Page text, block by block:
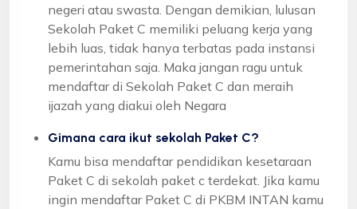
negeri atau swasta. Dengan demikian, lulusan
Sekolah Paket C memiliki peluang kerja yang
lebih luas, tidak hanya terbatas pada instansi
pemerintahan saja. Maka jangan ragu untuk
mendaftar di Sekolah Paket C dan meraih
ijazah yang diakui oleh Negara
Gimana cara ikut sekolah Paket C?
Kamu bisa mendaftar pendidikan kesetaraan
Paket C di sekolah paket c terdekat. Jika kamu
ingin mendaftar Paket C di PKBM INTAN kamu